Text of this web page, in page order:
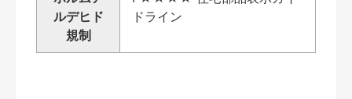
ルデヒド
規制
ドライン